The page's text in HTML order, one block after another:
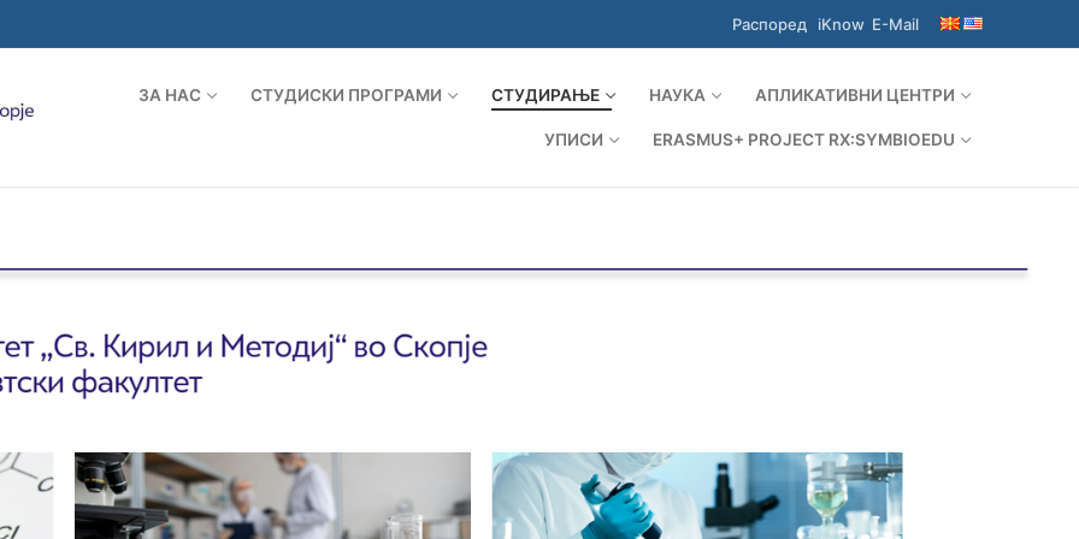
Распоред iKnow E-Mail
ЗА НАС СТУДИСКИ ПРОГРАМИ СТУДИРАЊЕ НАУКА АПЛИКАТИВНИ ЦЕНТРИ
УПИСИ ERASMUS+ PROJECT RX:SYMBIOEDU